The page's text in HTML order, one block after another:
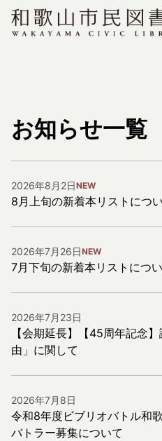
お知らせ一覧
2026年8月2日NEW
8月上旬の新着本リストにつ
2026年7月26日NEW
7月下旬の新着本リストにつ
2026年7月23日
【会期延長】【45周年記念
由」に関して
2026年7月8日
令和8年度ビブリオバトル和
バトラー募集について